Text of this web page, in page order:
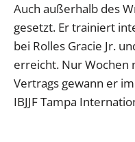
Auch außerhalb des
gesetzt. Er trainiert
bei Rolles Gracie Jr.
erreicht. Nur Wochen
Vertrags gewann er
IBJJF Tampa